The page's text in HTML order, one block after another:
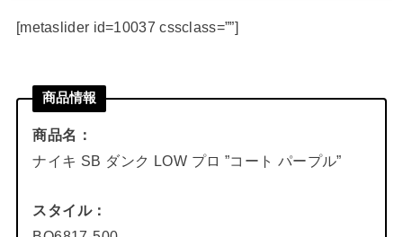
[metaslider id=10037 cssclass=””]
商品情報
商品名：
ナイキ SB ダンク LOW プロ ”コート パープル”
スタイル：